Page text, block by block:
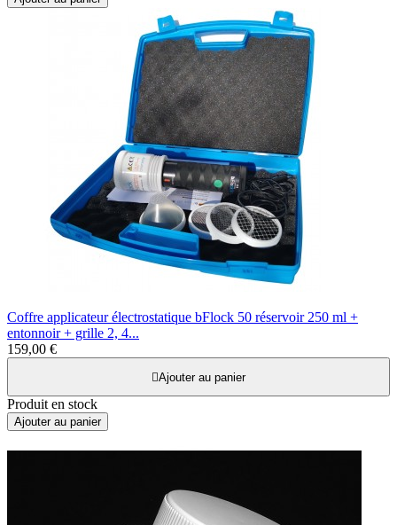
Coffre applicateur électrostatique bFlock 50 réservoir 250 ml +
entonnoir + grille 2, 4...
159,00 €
Ajouter au panier
Produit en stock
Ajouter au panier